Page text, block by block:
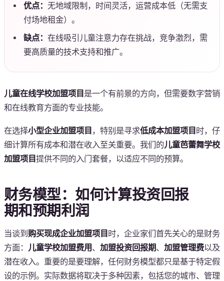
优点： 无地域限制，时间灵活，运营成本低（无需支
付场地租金）。
缺点： 在线吸引儿童注意力存在挑战，竞争激烈，需
要高质量的技术支持和推广。
儿童在线学校加盟项目 是一个有前景的方向，但需要数字营销
和在线教育方面的专业技能。
在选择小型企业加盟项目 ，特别是寻求低成本加盟项目 时，仔
细计算所有成本和潜在收入至关重要。我们的儿童芭蕾舞学校
加盟项目提供不同的入门套餐，以适应不同的预算。
财务模型：如何计算投资回报
期和预期利润
当谈到 购买现成企业加盟项目 时，企业家们首先关心的是财务
方面：
儿童学校加盟费用、 加盟投资回报期、 加盟管理费以及
潜在收入。重要的是要理解，任何财务模型都只是基于特定假
设的示例。实际数据将取决于多种因素，包括您的城市、管理